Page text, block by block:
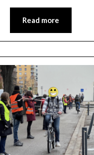
Read more